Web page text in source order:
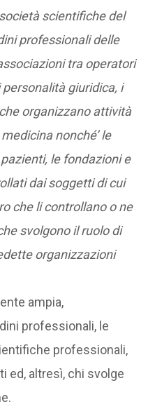
scientifiche del
professionali delle
tra operatori
giuridica, i
organizzano attività
nonché’ le
le fondazioni e
dai soggetti di cui
che li controllano o ne
svolgono il ruolo di
organizzazioni
ampia,
professionali, le
professionali,
ed, altresì, chi svolge